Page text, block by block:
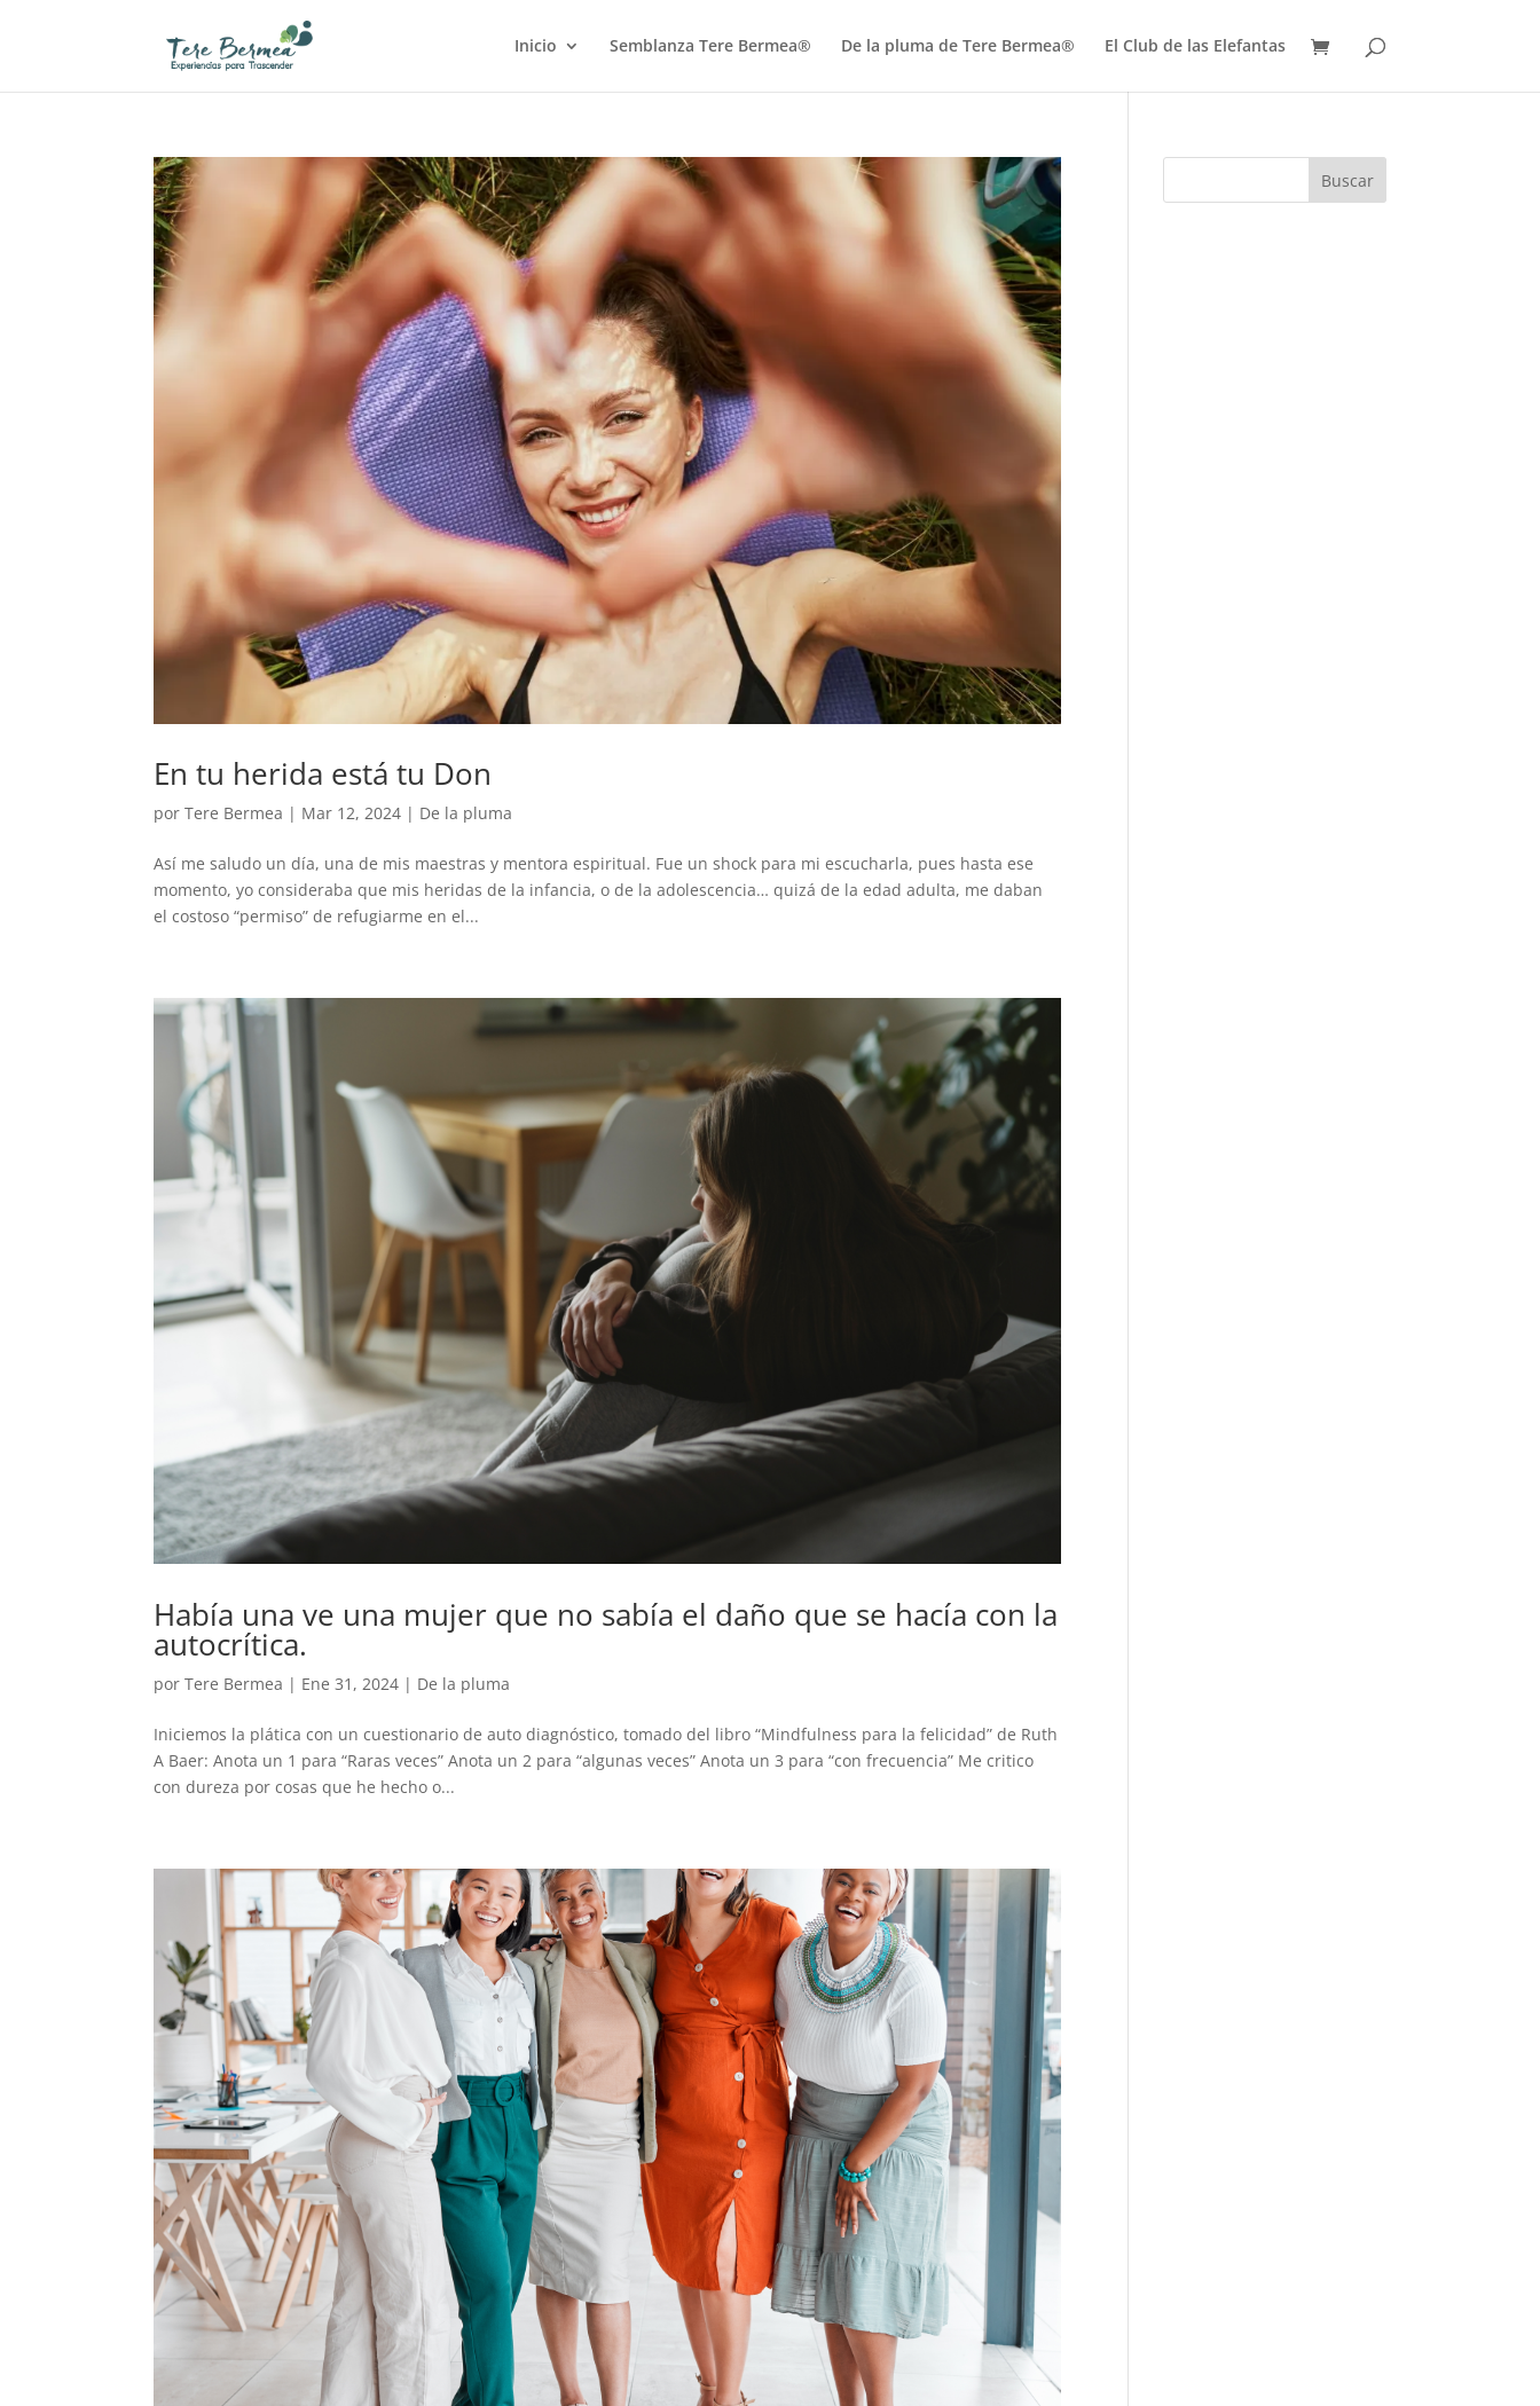
Inicio Semblanza Tere Bermea® De la pluma de Tere Bermea® El Club de las Elefantas
En tu herida está tu Don
porTere Bermea | Mar 12, 2024 | De la pluma
Así me saludo un día, una de mis maestras y mentora espiritual. Fue un shock para mi escucharla, pues hasta ese
momento, yo consideraba que mis heridas de la infancia, o de la adolescencia… quizá de la edad adulta, me daban
el costoso “permiso” de refugiarme en el...
Había una ve una mujer que no sabía el daño que se hacía con la
autocrítica.
porTere Bermea | Ene 31, 2024 | De la pluma
Iniciemos la plática con un cuestionario de auto diagnóstico, tomado del libro “Mindfulness para la felicidad” de Ruth
A Baer: Anota un 1 para “Raras veces” Anota un 2 para “algunas veces” Anota un 3 para “con frecuencia” Me critico
con dureza por cosas que he hecho o...